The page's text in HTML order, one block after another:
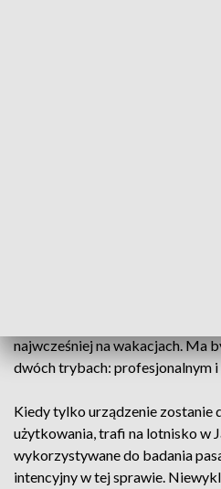
najwcześniej na wakacjach. Ma
dwóch trybach: profesjonalnym
Kiedy tylko urządzenie zostanie
użytkowania, trafi na lotnisko w
wykorzystywane do badania
intencyjny w tej sprawie.